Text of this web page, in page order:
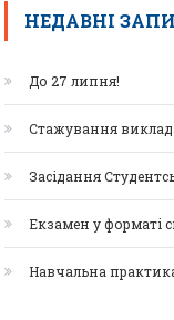
НЕДАВНІ
До 27 липня!
Стажування
Засідання
Екзамен у форматі
Навчальна